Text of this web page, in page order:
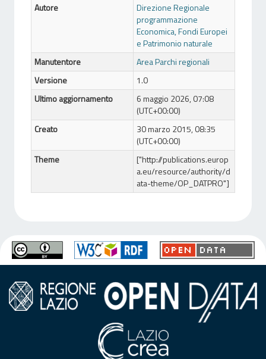
Autore
Direzione Regionale
programmazione
Economica, Fondi Europei
e Patrimonio naturale
Manutentore
Area Parchi regionali
Versione
1.0
Ultimo aggiornamento
6 maggio 2026, 07:08
(UTC+00:00)
Creato
30 marzo 2015, 08:35
(UTC+00:00)
Theme
["http://publications.europ
a.eu/resource/authority/d
ata-theme/OP_DATPRO"]